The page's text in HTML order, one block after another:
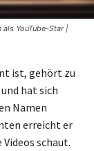
als YouTube-Star |
ist, gehört zu
hat sich
Namen
erreicht er
schaut.